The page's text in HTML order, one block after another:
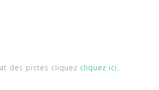
des pistes cliquez cliquez ici.